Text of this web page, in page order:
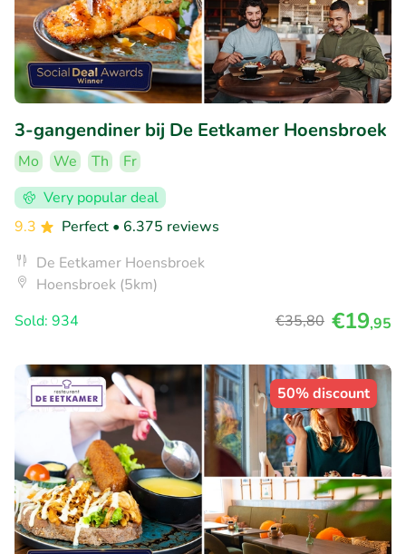
3-gangendiner bij De Eetkamer Hoensbroek
Mo We Th
Fr
Very popular deal
9.3
Perfect • 6.375 reviews
De Eetkamer Hoensbroek
Hoensbroek (5km)
Sold: 934
€35,80 €19,95
50% discount